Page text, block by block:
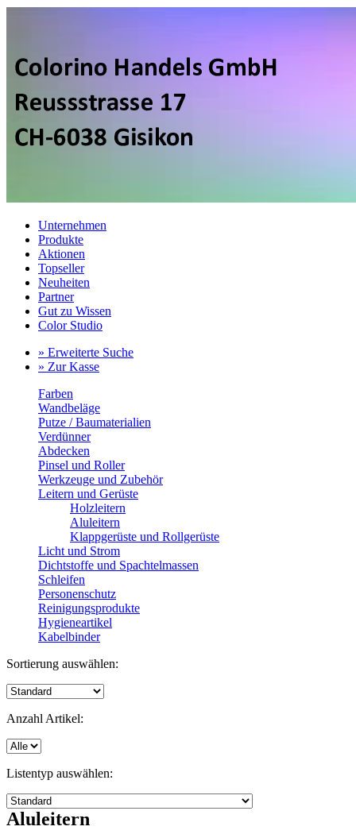
Unternehmen
Produkte
Aktionen
Topseller
Neuheiten
Partner
Gut zu Wissen
Color Studio
» Erweiterte Suche
» Zur Kasse
Farben
Wandbeläge
Putze / Baumaterialien
Verdünner
Abdecken
Pinsel und Roller
Werkzeuge und Zubehör
Leitern und Gerüste
Holzleitern
Aluleitern
Klappgerüste und Rollgerüste
Licht und Strom
Dichtstoffe und Spachtelmassen
Schleifen
Personenschutz
Reinigungsprodukte
Hygieneartikel
Kabelbinder
Sortierung auswählen:
Anzahl Artikel:
Listentyp auswählen:
Aluleitern